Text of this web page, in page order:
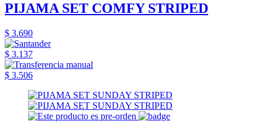
PIJAMA SET COMFY STRIPED
$ 3.690
$ 3.137
$ 3.506